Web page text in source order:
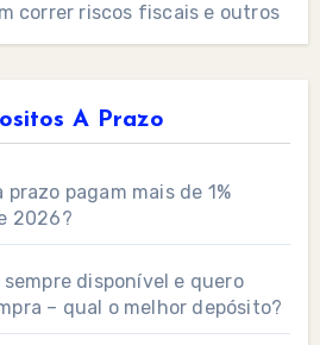
correr riscos fiscais e outros
A Prazo
pagam mais de 1%
2026?
disponível e quero
– qual o melhor depósito?